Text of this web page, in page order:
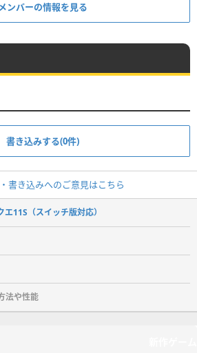
ンバーの情報を見る
書き込みする(0件)
書き込みへのご意見はこちら
11S（スイッチ版対応）
法や性能